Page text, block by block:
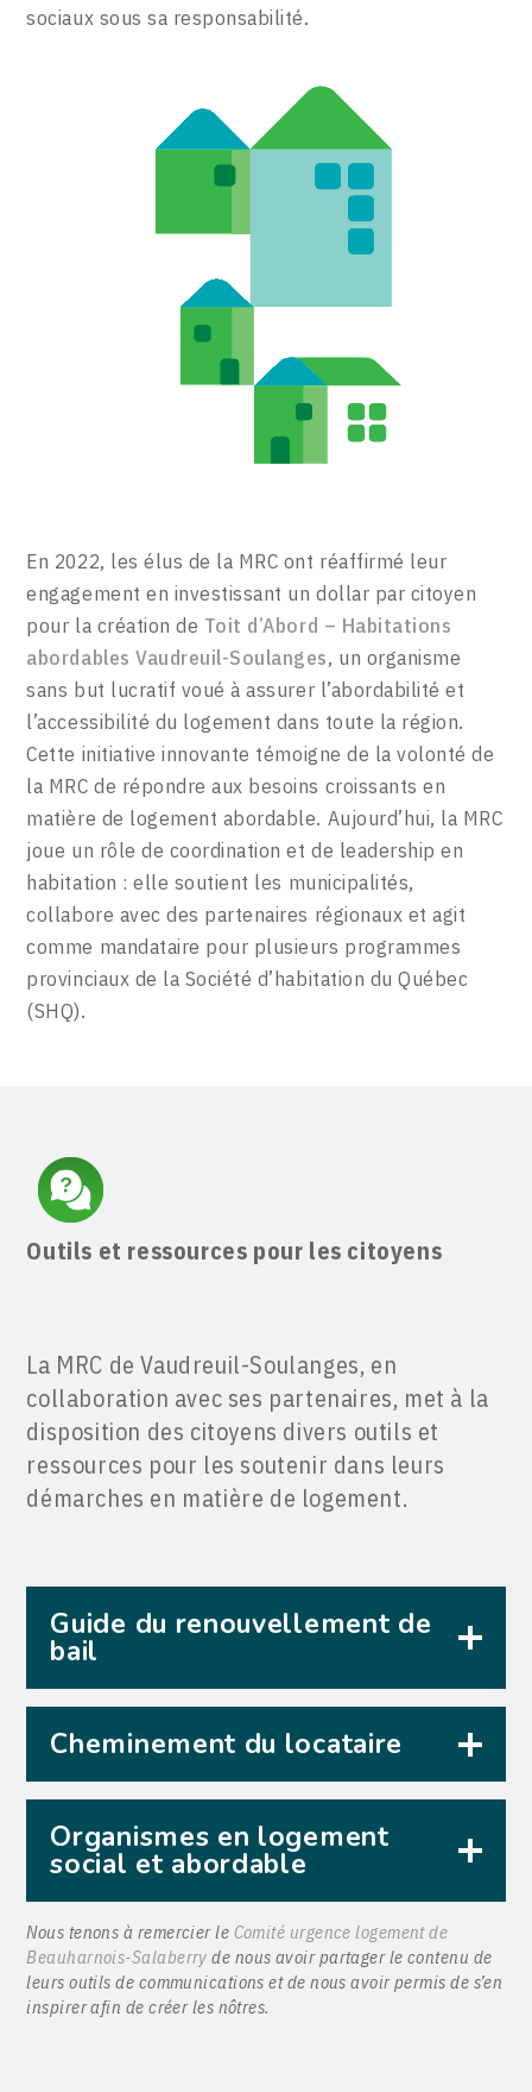
sociaux sous sa responsabilité.
En 2022, les élus de la MRC ont réaffirmé leur
engagement en investissant un dollar par citoyen
pour la création de Toit d’Abord – Habitations
abordables Vaudreuil-Soulanges, un organisme
sans but lucratif voué à assurer l’abordabilité et
l’accessibilité du logement dans toute la région.
Cette initiative innovante témoigne de la volonté de
la MRC de répondre aux besoins croissants en
matière de logement abordable. Aujourd’hui, la MRC
joue un rôle de coordination et de leadership en
habitation : elle soutient les municipalités,
collabore avec des partenaires régionaux et agit
comme mandataire pour plusieurs programmes
provinciaux de la Société d’habitation du Québec
(SHQ).
Outils et ressources pour les citoyens
La MRC de Vaudreuil-Soulanges, en
collaboration avec ses partenaires, met à la
disposition des citoyens divers outils et
ressources pour les soutenir dans leurs
démarches en matière de logement.
Guide du renouvellement de
bail
Cheminement du locataire
Organismes en logement
social et abordable
Nous tenons à remercier le Comité urgence logement de
Beauharnois-Salaberry de nous avoir partager le contenu de
leurs outils de communications et de nous avoir permis de s’en
inspirer afin de créer les nôtres.